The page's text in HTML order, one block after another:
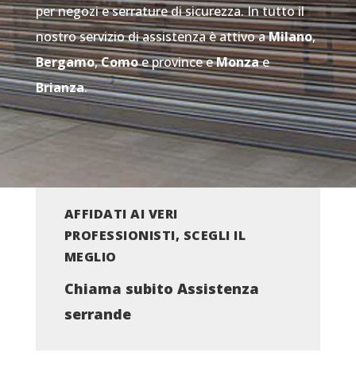
per negozi e serrature di sicurezza. In tutto il
nostro servizio di assistenza è attivo aMilano,
Bergamo,Comoe province eMonzae
Brianza.
AFFIDATI AI VERI
PROFESSIONISTI, SCEGLI IL
MEGLIO
Chiama subito Assistenza
serrande